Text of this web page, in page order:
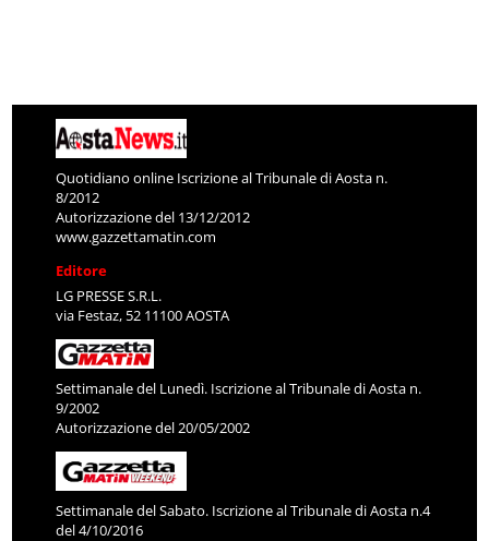
Quotidiano online Iscrizione al Tribunale di Aosta n.
8/2012
Autorizzazione del 13/12/2012
www.gazzettamatin.com
Editore
LG PRESSE S.R.L.
via Festaz, 52 11100 AOSTA
Settimanale del Lunedì. Iscrizione al Tribunale di Aosta n.
9/2002
Autorizzazione del 20/05/2002
Settimanale del Sabato. Iscrizione al Tribunale di Aosta n.4
del 4/10/2016